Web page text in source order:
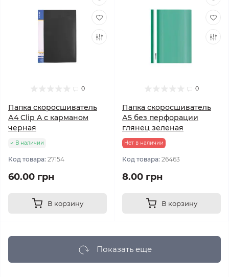
0
Папка скоросшиватель
А4 Clip A с карманом
черная
В наличии
Код товара: 27154
60.00 грн
В корзину
0
Папка скоросшиватель
А5 без перфорации
глянец зеленая
Нет в наличии
Код товара: 26463
8.00 грн
В корзину
Показать еще